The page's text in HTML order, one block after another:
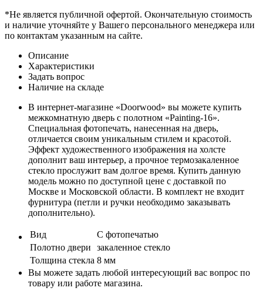
*Не является публичной офертой. Окончательную стоимость
и наличие уточняйте у Вашего персонального менеджера или
по контактам указанным на сайте.
Описание
Характеристики
Задать вопрос
Наличие на складе
В интернет-магазине «Doorwood» вы можете купить
межкомнатную дверь с полотном «Painting-16».
Специальная фотопечать, нанесенная на дверь,
отличается своим уникальным стилем и красотой.
Эффект художественного изображения на холсте
дополнит ваш интерьер, а прочное термозакаленное
стекло прослужит вам долгое время. Купить данную
модель можно по доступной цене с доставкой по
Москве и Московской области. В комплект не входит
фурнитура (петли и ручки необходимо заказывать
дополнительно).
Вид
С фотопечатью
Полотно двери
закаленное стекло
Толщина стекла 8 мм
Вы можете задать любой интересующий вас вопрос по
товару или работе магазина.